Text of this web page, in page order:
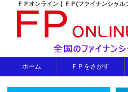
ＦＰオンライン｜ＦＰ(ファイナンシャ
ホーム ＦＰをさがす